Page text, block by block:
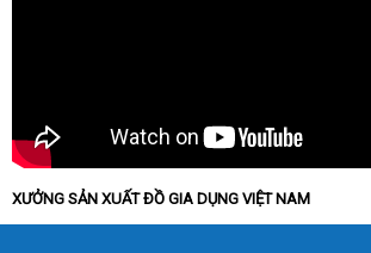
XƯỞNG SẢN XUẤT ĐỒ GIA DỤNG VIỆT NAM